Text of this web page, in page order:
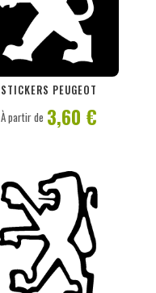
STICKERS PEUGEOT
PERSONNALISER
À partir de 3,60 €